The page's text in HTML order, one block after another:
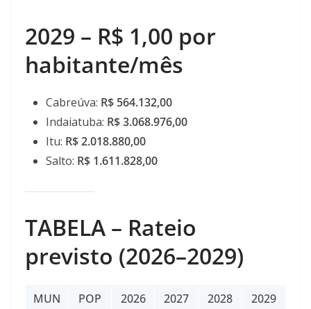
2029 – R$ 1,00 por
habitante/mês
Cabreúva: R$ 564.132,00
Indaiatuba: R$ 3.068.976,00
Itu: R$ 2.018.880,00
Salto: R$ 1.611.828,00
TABELA – Rateio
previsto (2026–2029)
MUN
POP
2026
2027
2028
2029